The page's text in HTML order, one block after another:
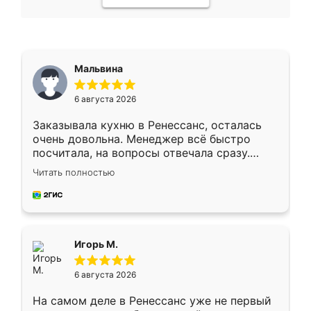
Мальвина
6 августа 2026
Заказывала кухню в Ренессанс, осталась
очень довольна. Менеджер всё быстро
посчитала, на вопросы отвечала сразу.
Замерщик приехал в субботу, подошёл к
делу со всей ответственностью. Собрали
за день, ребята работали аккуратно, даже
Читать полностью
Игорь М.
6 августа 2026
На самом деле в Ренессанс уже не первый